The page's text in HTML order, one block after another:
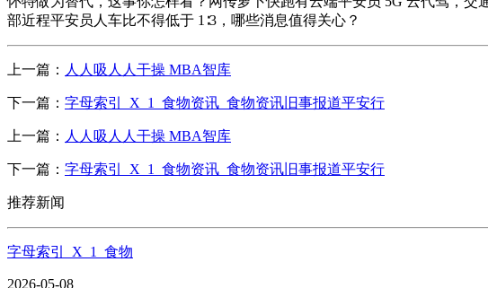
部近程平安员人车比不得低于 1∶3，哪些消息值得关心？
上一篇： 人人吸人人干操 MBA智库
下一篇： 字母索引_X_1_食物资讯_食物资讯旧事报道平安行
上一篇： 人人吸人人干操 MBA智库
下一篇： 字母索引_X_1_食物资讯_食物资讯旧事报道平安行
推荐新闻
字母索引_X_1_食物
2026-05-08